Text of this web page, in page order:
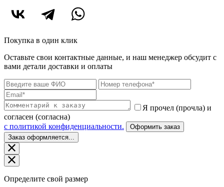
Покупка в один клик
Оставьте свои контактные данные, и наш менеджер обсудит с
вами детали доставки и оплаты
Я прочел (прочла) и
согласен (согласна)
c политикой конфиденциальности.
Оформить заказ
Заказ оформляется...
Определите свой размер